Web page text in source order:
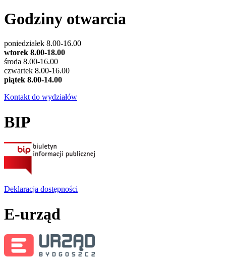
Godziny otwarcia
poniedziałek 8.00-16.00
wtorek 8.00-18.00
środa 8.00-16.00
czwartek 8.00-16.00
piątek 8.00-14.00
Kontakt do wydziałów
BIP
Deklaracja dostępności
E-urząd